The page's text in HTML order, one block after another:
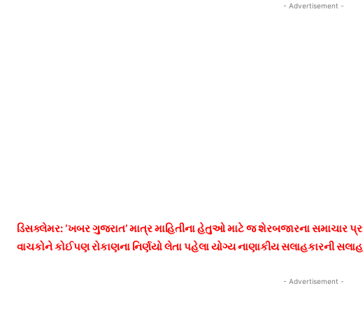
- Advertisement -
ડિસક્લેમર: ‘ખબર ગુજરાત’ માત્ર માહિતીના હેતુઓ માટે જ શેરબજારના સમાચાર
વાચકોને કોઈપણ રોકાણના નિર્ણયો લેતા પહેલા યોગ્ય નાણાકીય સલાહકારની
- Advertisement -